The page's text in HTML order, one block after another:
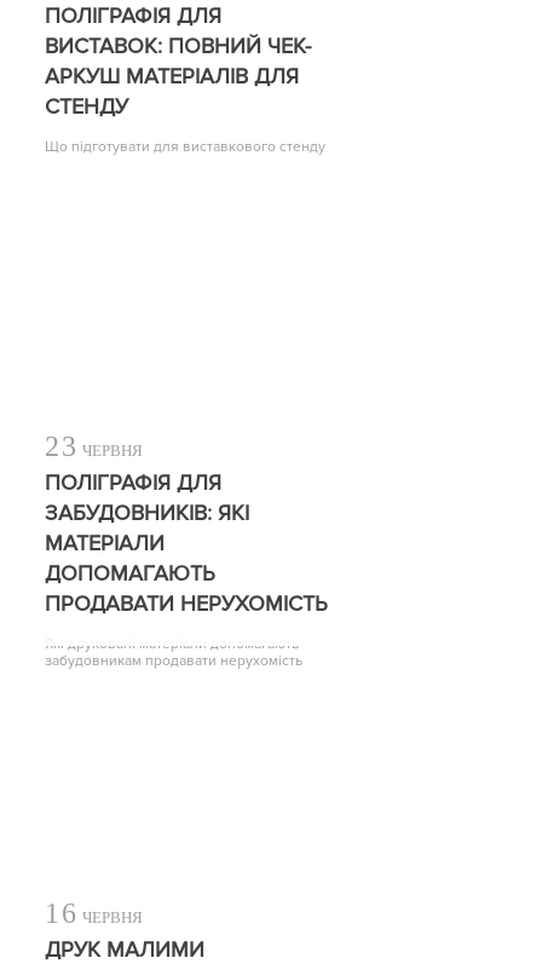
ПОЛІГРАФІЯ ДЛЯ
ВИСТАВОК: ПОВНИЙ ЧЕК-
АРКУШ МАТЕРІАЛІВ ДЛЯ
СТЕНДУ
Що підготувати для виставкового стенду
23 ЧЕРВНЯ
ПОЛІГРАФІЯ ДЛЯ
ЗАБУДОВНИКІВ: ЯКІ
МАТЕРІАЛИ
ДОПОМАГАЮТЬ
ПРОДАВАТИ НЕРУХОМІСТЬ
Які друковані матеріали допомагають
забудовникам продавати нерухомість
16 ЧЕРВНЯ
ДРУК МАЛИМИ